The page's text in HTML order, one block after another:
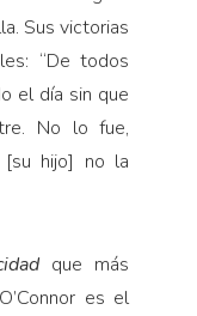
Sus victorias
“De todos
el día sin que
No lo fue,
[su hijo] no la
que más
es el